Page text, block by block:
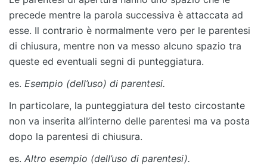
precede mentre la parola successiva è attaccata ad
esse. Il contrario è normalmente vero per le parentesi
di chiusura, mentre non va messo alcuno spazio tra
queste ed eventuali segni di punteggiatura.
es. Esempio (dell’uso) di parentesi.
In particolare, la punteggiatura del testo circostante
non va inserita all’interno delle parentesi ma va posta
dopo la parentesi di chiusura.
es. Altro esempio (dell’uso di parentesi).